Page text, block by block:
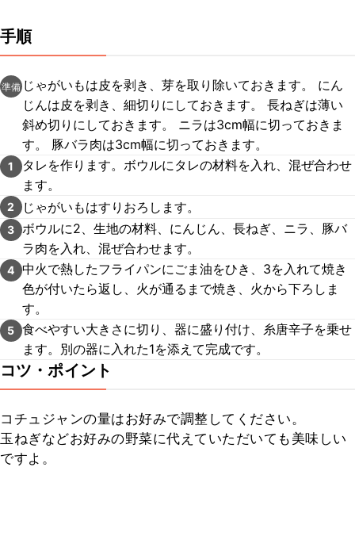
手順
準備 じゃがいもは皮を剥き、芽を取り除いておきます。 にん
じんは皮を剥き、細切りにしておきます。 長ねぎは薄い
斜め切りにしておきます。 ニラは3cm幅に切っておきま
す。 豚バラ肉は3cm幅に切っておきます。
1
タレを作ります。ボウルにタレの材料を入れ、混ぜ合わせ
ます。
2 じゃがいもはすりおろします。
3 ボウルに2、生地の材料、にんじん、長ねぎ、ニラ、豚バ
ラ肉を入れ、混ぜ合わせます。
4 中火で熱したフライパンにごま油をひき、3を入れて焼き
色が付いたら返し、火が通るまで焼き、火から下ろしま
す。
5 食べやすい大きさに切り、器に盛り付け、糸唐辛子を乗せ
ます。別の器に入れた1を添えて完成です。
コツ・ポイント
コチュジャンの量はお好みで調整してください。
玉ねぎなどお好みの野菜に代えていただいても美味しい
ですよ。